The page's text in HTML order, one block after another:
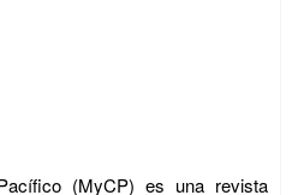
(MyCP) es una revista